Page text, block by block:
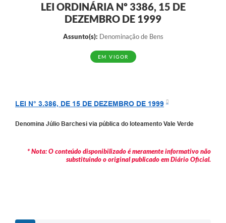
Contratação de estagiário - estudante de Direito -
Vagas de emprego no PAT Valinhos
Audiências Públicas
Carta de Serviços
LEI ORDINÁRIA Nº 3386, 15 DE
DEZEMBRO DE 1999
Assunto(s): Denominação de Bens
EM VIGOR
LEI N° 3.386, DE 15 DE DEZEMBRO DE 1999
Denomina Júlio Barchesi via pública do loteamento Vale Verde
* Nota: O conteúdo disponibilizado é meramente informativo não
substituindo o original publicado em Diário Oficial.